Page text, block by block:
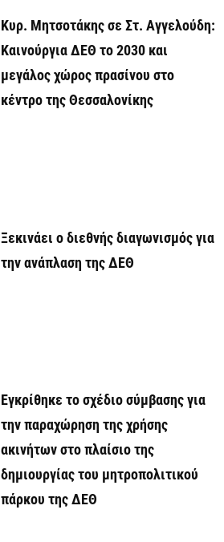
Κυρ. Μητσοτάκης σε Στ. Αγγελούδη:
Καινούργια ΔΕΘ το 2030 και
μεγάλος χώρος πρασίνου στο
κέντρο της Θεσσαλονίκης
Ξεκινάει o διεθνής διαγωνισμός για
την ανάπλαση της ΔΕΘ
Εγκρίθηκε το σχέδιο σύμβασης για
την παραχώρηση της χρήσης
ακινήτων στο πλαίσιο της
δημιουργίας του μητροπολιτικού
πάρκου της ΔΕΘ